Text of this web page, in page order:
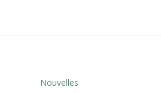
Nouvelles